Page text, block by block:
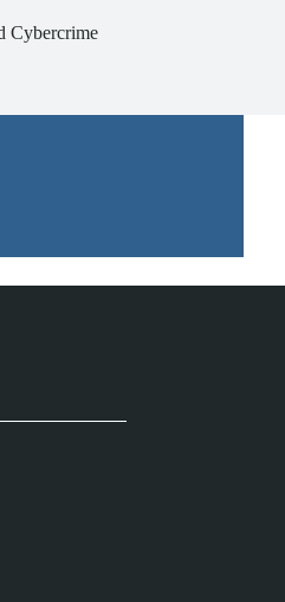
Cybercrime